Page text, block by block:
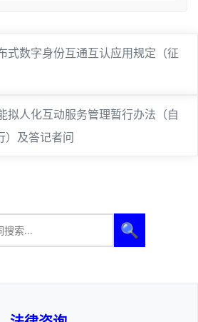
式数字身份互通互认应用规定（征
拟人化互动服务管理暂行办法（自
）及答记者问
🔍